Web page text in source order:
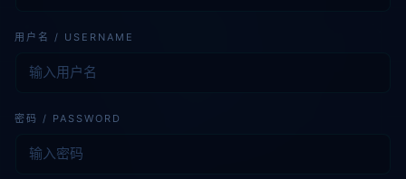
用户名 / USERNAME
密码 / PASSWORD